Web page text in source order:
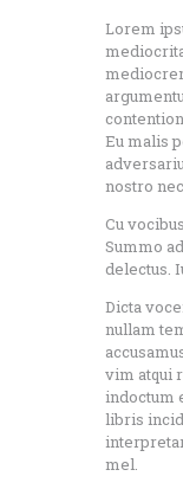
Lorem
Eu malis
nostro
Cu
Summo
delectus.
Dicta
nullam
vim atqui
indoctum
libris
mel.